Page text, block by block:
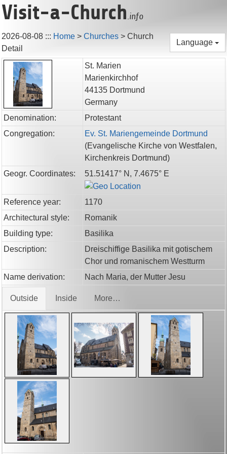
Visit-a-Church.info
2026-08-08 ::: Home > Churches > Church
Detail
Language
St. Marien
Marienkirchhof
44135 Dortmund
Germany
Denomination:
Protestant
Congregation:
Ev. St. Mariengemeinde Dortmund
(Evangelische Kirche von Westfalen,
Kirchenkreis Dortmund)
Geogr. Coordinates:
51.51417° N, 7.4675° E
Reference year:
1170
Architectural style:
Romanik
Building type:
Basilika
Description:
Dreischiffige Basilika mit gotischem
Chor und romanischem Westturm
Name derivation:
Nach Maria, der Mutter Jesu
Outside Inside More…